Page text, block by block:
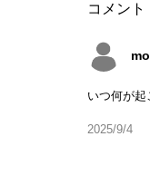
コメン
いつ何が
2025/9/4